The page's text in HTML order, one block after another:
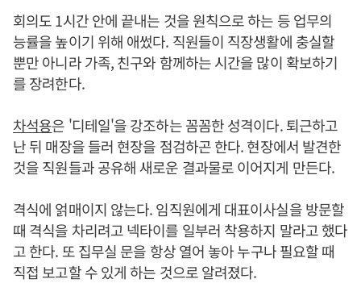
회의도 1시간 안에 끝내는 것을 원칙으로 하는 등 업무의
능률을 높이기 위해 애썼다. 직원들이 직장생활에 충실할
뿐만 아니라 가족, 친구와 함께하는 시간을 많이 확보하기
를 장려한다.
차석용은 '디테일'을 강조하는 꼼꼼한 성격이다. 퇴근하고
난 뒤 매장을 들러 현장을 점검하곤 한다. 현장에서 발견한
것을 직원들과 공유해 새로운 결과물로 이어지게 만든다.
격식에 얽매이지 않는다. 임직원에게 대표이사실을 방문할
때 격식을 차리려고 넥타이를 일부러 착용하지 말라고 했다
고 한다. 또 집무실 문을 항상 열어 놓아 누구나 필요할 때
직접 보고할 수 있게 하는 것으로 알려졌다.